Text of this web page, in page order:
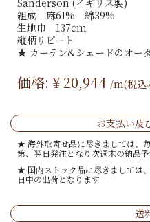
組成 麻61% 綿39%
生地巾 137cm
縦柄リピート
★ カーテン&シェードのオー
価格: ¥20,944 /m(税込
お支払い及
★ 海外取寄せ品に尽きましては、
第、翌日発注となり次週末の納品
★ 国内ストック品に尽きましては
日中の出荷となります
送